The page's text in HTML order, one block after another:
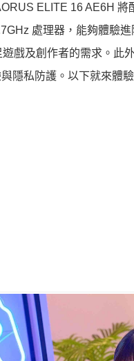
ELITE 16 AE6H
處理器，能夠體驗
戲及創作者的需求。此
隱私防護。以下就來體